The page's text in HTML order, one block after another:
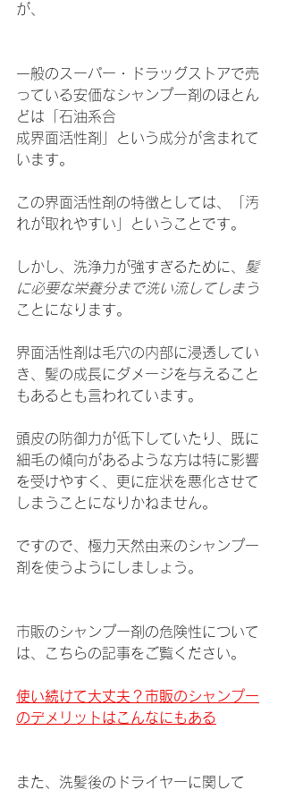
が、
一般のスーパー・ドラッグストアで売
っている安価なシャンプー剤のほとん
どは「石油系合
成界面活性剤」という成分が含まれて
います。
この界面活性剤の特徴としては、「汚
れが取れやすい」ということです。
しかし、洗浄力が強すぎるために、
髪
に必要な栄養分まで洗い流してしまう
ことになります。
界面活性剤は毛穴の内部に浸透してい
き、髪の成長にダメージを与えること
もあるとも言われています。
頭皮の防御力が低下していたり、既に
細毛の傾向があるような方は特に影響
を受けやすく、更に症状を悪化させて
しまうことになりかねません。
ですので、極力天然由来のシャンプー
剤を使うようにしましょう。
市販のシャンプー剤の危険性について
は、こちらの記事をご覧ください。
使い続けて大丈夫？市販のシャンプー
のデメリットはこんなにもある
また、洗髪後のドライヤーに関して